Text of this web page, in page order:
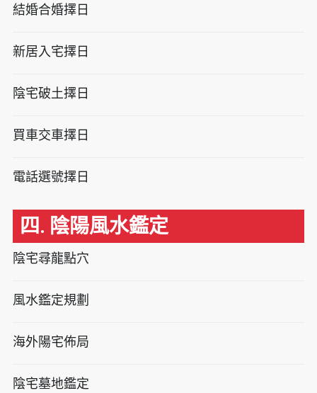
結婚合婚擇日
新居入宅擇日
陰宅破土擇日
買車交車擇日
電話選號擇日
四. 陰陽風水鑑定
陰宅尋龍點穴
風水鑑定規劃
海外陽宅佈局
陰宅墓地鑑定